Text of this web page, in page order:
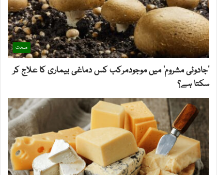
صحت
’جادوئی مشروم‘ میں موجودمرکب کس دماغی بیماری کا علاج کر
سکتا ہے؟